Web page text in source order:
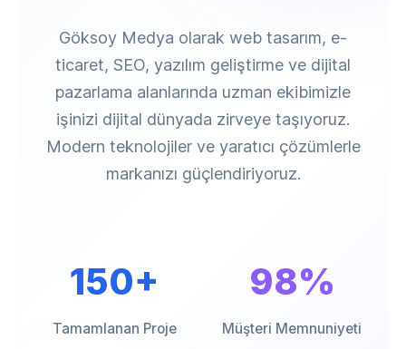
Göksoy Medya olarak web tasarım, e-
ticaret, SEO, yazılım geliştirme ve dijital
pazarlama alanlarında uzman ekibimizle
işinizi dijital dünyada zirveye taşıyoruz.
Modern teknolojiler ve yaratıcı çözümlerle
markanızı güçlendiriyoruz.
150+
Tamamlanan Proje
98%
Müşteri Memnuniyeti